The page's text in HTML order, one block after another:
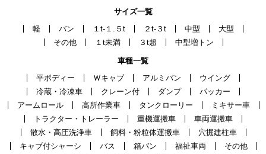
サイズ一覧
軽
バン １t-１.５t ２t-３t 中型
大型
その他
１t未満 ３t超 中型増トン
車種一覧
平ボディー
Ｗキャブ アルミバン
ウイング
冷蔵・冷凍車
クレーン付 ダンプ
パッカー
アームロール
高所作業車 タンクローリー
ミキサー車
トラクター・トレーラー
重機運搬車
車両運搬車
散水・高圧洗浄車
飼料・粉粒体運搬車
穴掘建柱車
キャブ付シャーシ
バス 箱バン 福祉車両
その他